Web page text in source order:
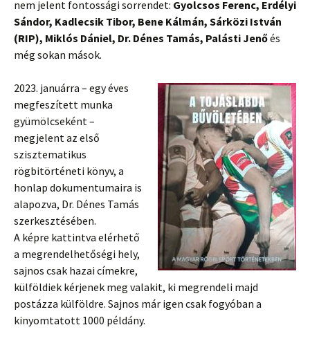
nem jelent fontossági sorrendet: Gyolcsos Ferenc, Erdélyi
Sándor, Kadlecsik Tibor, Bene Kálmán, Sárközi István
(RIP), Miklós Dániel, Dr. Dénes Tamás, Palásti Jenőés
még sokan mások.
2023. januárra – egy éves
megfeszített munka
gyümölcseként –
megjelent az első
szisztematikus
rögbitörténeti könyv, a
honlap dokumentumaira is
alapozva, Dr. Dénes Tamás
szerkesztésében.
A képre kattintva elérhető
a megrendelhetőségi hely,
sajnos csak hazai címekre,
külföldiek kérjenek meg valakit, ki megrendeli majd
postázza külföldre. Sajnos már igen csak fogyóban a
kinyomtatott 1000 példány.